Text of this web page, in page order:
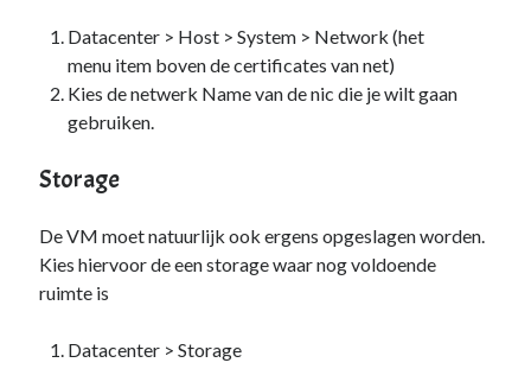
Datacenter > Host > System > Network (het
menu item boven de certificates van net)
Kies de netwerk Name van de nic die je wilt gaan
gebruiken.
Storage
De VM moet natuurlijk ook ergens opgeslagen worden.
Kies hiervoor de een storage waar nog voldoende
ruimte is
Datacenter > Storage